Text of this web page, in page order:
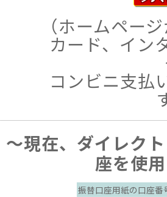
（ホームペー
カード、イン
コンビニ支払
〜現在、ダイレク
座を使
振替口座用紙の口座番